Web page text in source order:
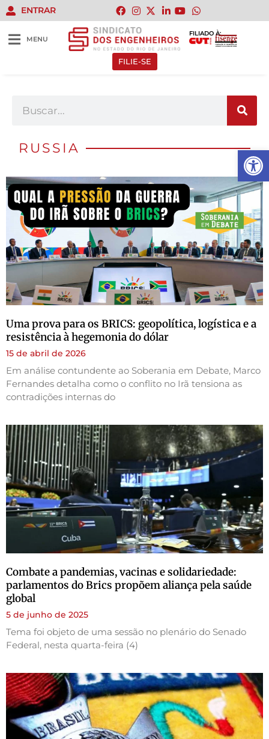
Abrir
ENTRAR
MENU
FILIADO À:
FILIE-SE
RUSSIA
Uma prova para os BRICS: geopolítica, logística e a
resistência à hegemonia do dólar
15 de abril de 2026
Em análise contundente ao Soberania em Debate, Marco
Fernandes detalha como o conflito no Irã tensiona as
contradições internas do
Combate a pandemias, vacinas e solidariedade:
parlamentos do Brics propõem aliança pela saúde
global
5 de junho de 2025
Tema foi objeto de uma sessão no plenário do Senado
Federal, nesta quarta-feira (4)